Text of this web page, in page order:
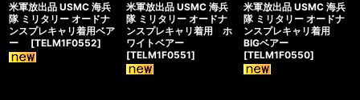
米軍放出品 USMC 海兵
隊 ミリタリー オードナ
ンスプレキャリ着用ベア
ー
[TELM1F0552]
米軍放出品 USMC 海兵
隊 ミリタリー オードナ
ンスプレキャリ着用 ホ
ワイトベアー
[TELM1F0551]
米軍放出品 USMC 海兵
隊 ミリタリー オードナ
ンスプレキャリ着用
BIGベアー
[TELM1F0550]